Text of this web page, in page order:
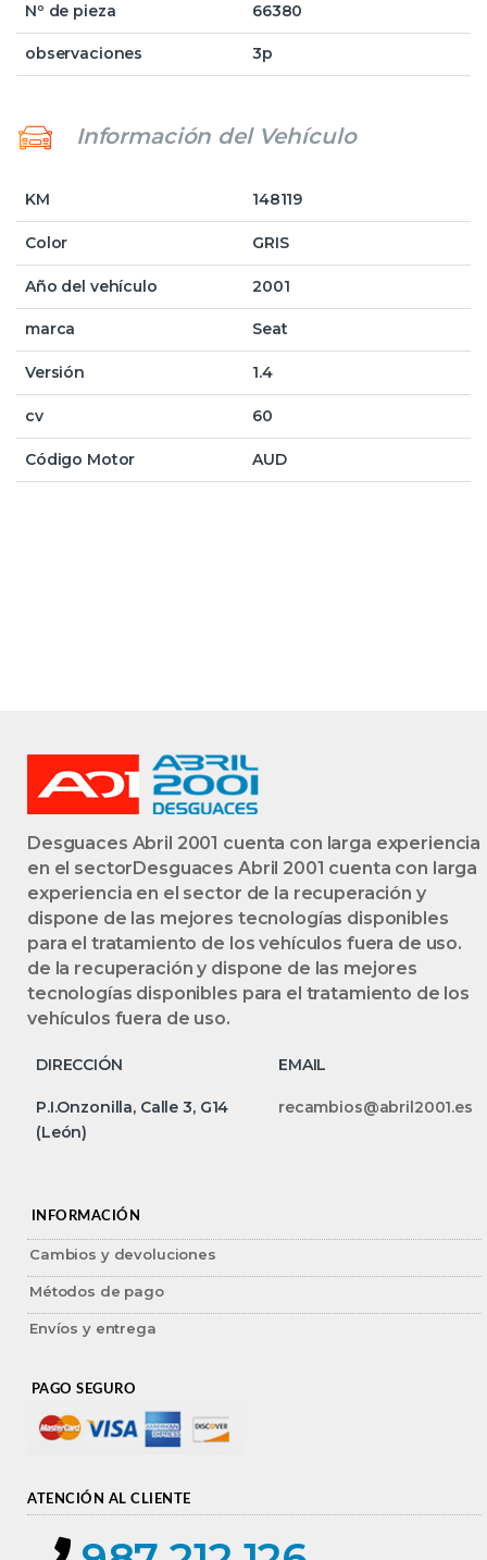
Nº de pieza 66380
observaciones 3p
Información del Vehículo
KM 148119
Color GRIS
Año del vehículo 2001
marca Seat
Versión 1.4
cv 60
Código Motor AUD
Desguaces Abril 2001 cuenta con larga experiencia
en el sectorDesguaces Abril 2001 cuenta con larga
experiencia en el sector de la recuperación y
dispone de las mejores tecnologías disponibles
para el tratamiento de los vehículos fuera de uso.
de la recuperación y dispone de las mejores
tecnologías disponibles para el tratamiento de los
vehículos fuera de uso.
DIRECCIÓN EMAIL
P.I.Onzonilla, Calle 3, G14
(León)
recambios@abril2001.es
INFORMACIÓN
Cambios y devoluciones
Métodos de pago
Envíos y entrega
PAGO SEGURO
ATENCIÓN AL CLIENTE